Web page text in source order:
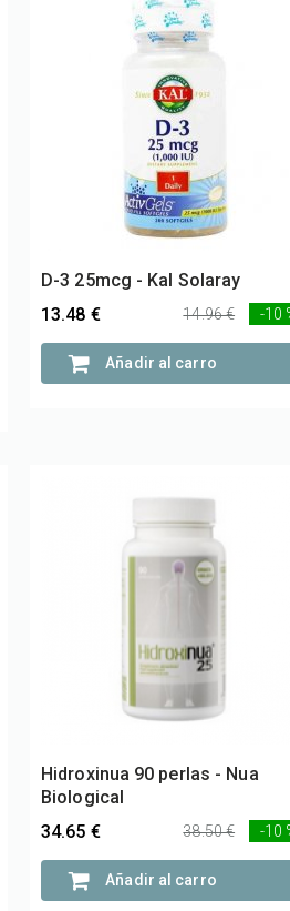
D-3 25mcg - Kal Solaray
13.48 €
14.96 € -10
Añadir al carro
Hidroxinua 90 perlas - Nua
Biological
34.65 €
38.50 € -10
Añadir al carro